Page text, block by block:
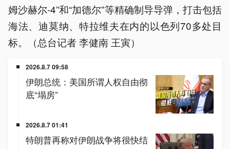
姆沙赫尔-4”和“加德尔”等精确制导导弹，打击包括
海法、迪莫纳、特拉维夫在内的以色列70多处目
标。（总台记者 李健南 王寅）